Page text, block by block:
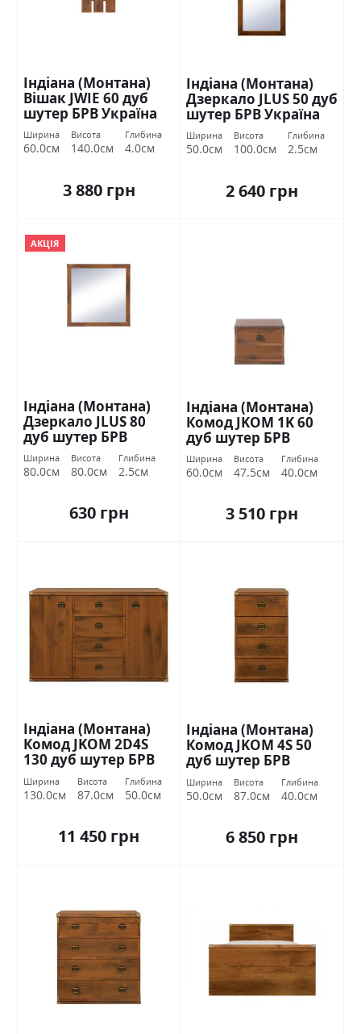
Індіана (Монтана)
Вішак JWIE 60 дуб
шутер БРВ Україна
Ширина
60.0см
Висота
140.0см
Глибина
4.0см
3 880 грн
Індіана (Монтана)
Дзеркало JLUS 50 дуб
шутер БРВ Україна
Ширина
50.0см
Висота
100.0см
Глибина
2.5см
2 640 грн
АКЦІЯ
Індіана (Монтана)
Дзеркало JLUS 80
дуб шутер БРВ
Україна
Ширина
80.0см
Висота
80.0см
Глибина
2.5см
630 грн
Індіана (Монтана)
Комод JKOM 1K 60
дуб шутер БРВ
Україна
Ширина
60.0см
Висота
47.5см
Глибина
40.0см
3 510 грн
Індіана (Монтана)
Комод JKOM 2D4S
130 дуб шутер БРВ
Україна
Ширина
130.0см
Висота
87.0см
Глибина
50.0см
11 450 грн
Індіана (Монтана)
Комод JKOM 4S 50
дуб шутер БРВ
Україна
Ширина
50.0см
Висота
87.0см
Глибина
40.0см
6 850 грн